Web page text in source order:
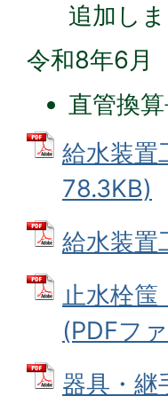
追加しま
令和8年6月
直管換
給水装置
78.3KB)
給水装置
止水栓筺
(PDFフ
器具・継